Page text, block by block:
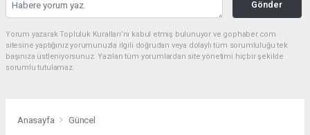
Gönder
Yorum yazarak Topluluk Kuralları’nı kabul etmiş bulunuyor ve gophaber.com
sitesine yaptığınız yorumunuzla ilgili doğrudan veya dolaylı tüm sorumluluğu tek
başınıza üstleniyorsunuz. Yazılan tüm yorumlardan site yönetimi hiçbir şekilde
sorumlu tutulamaz.
Anasayfa Güncel